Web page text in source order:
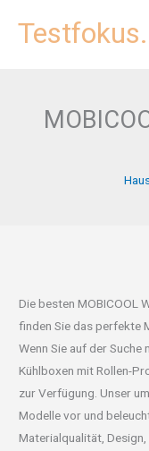
Inhalt
Die besten MOBICOOL
finden Sie das perfekte
Wenn Sie auf der Suche
Kühlboxen mit Rollen-
zur Verfügung. Unser
Modelle vor und
Materialqualität,